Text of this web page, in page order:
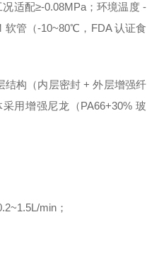
适配≥-0.08MPa；环境温度 -
管（-10~80℃，FDA 认证食
结构（内层密封 + 外层增强纤
用增强尼龙（PA66+30% 玻
min；